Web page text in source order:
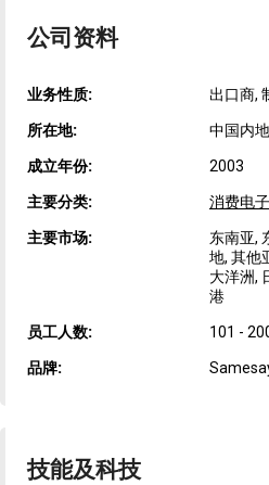
公司资料
业务性质: 出口商,
所在地: 中国内
成立年份: 2003
主要分类: 消费电
主要市场:
东南亚,
地, 其他
大洋洲,
港
员工人数: 101 -
品牌:
技能及科技